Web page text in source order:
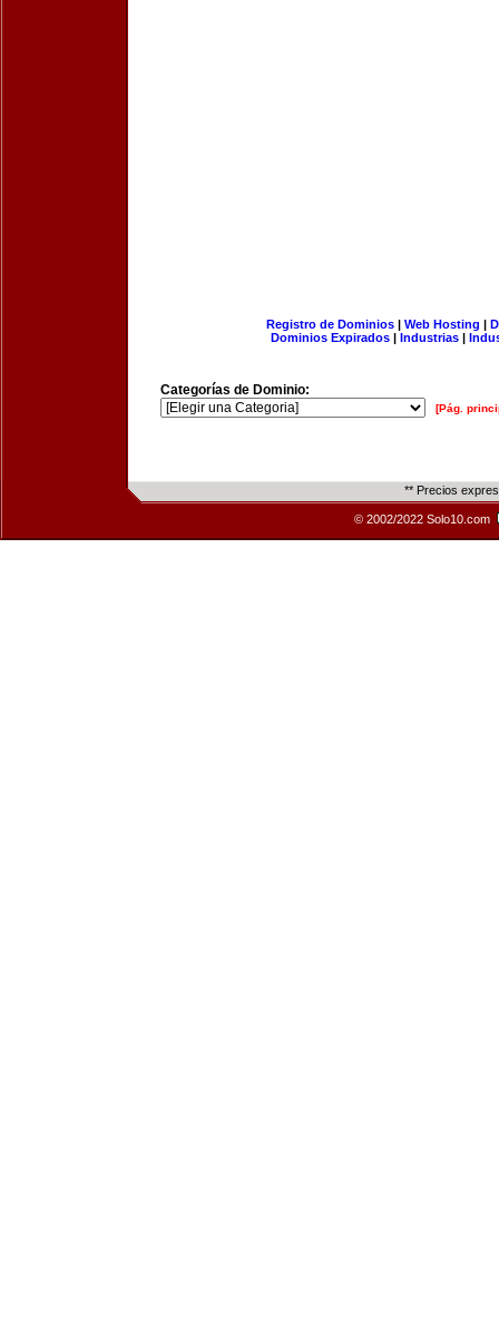
Registro de Dominios| Web Hosting |
Dominios Expirados | Industrias |
Categorías de Dominio:
[Pág.
** Precios
© 2002/2022 Solo10.com